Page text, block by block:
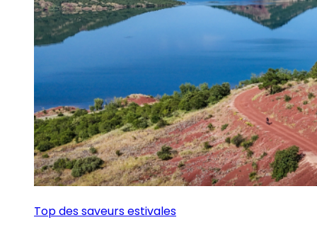
Top des saveurs estivales